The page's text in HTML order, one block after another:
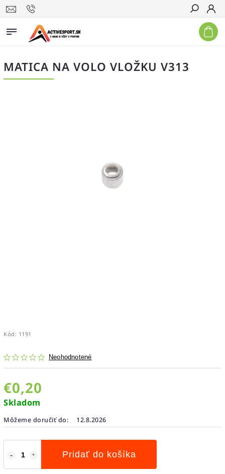
Hľadať
MATICA NA VOLO VLOŽKU V313
Kód: 1191
Neohodnotené
€0,20
Skladom
Môžeme doručiť do: 12.8.2026
Pridať do košíka